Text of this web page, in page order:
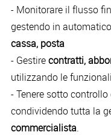
- Monitorare il flusso
gestendo in
cassa, posta
- Gestirecontratti,
utilizzando le
- Tenere sotto
condividendo tutta la
commercialista.